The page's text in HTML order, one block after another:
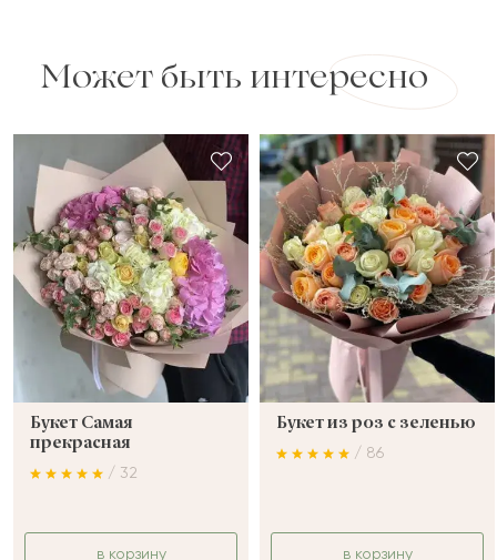
Может быть интересно
Букет Самая
прекрасная
/ 32
в корзину
Букет из роз с зеленью
/ 86
в корзину